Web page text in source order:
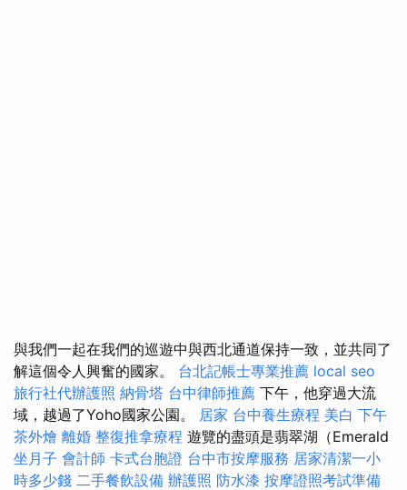
與我們一起在我們的巡遊中與西北通道保持一致，並共同了
解這個令人興奮的國家。 台北記帳士專業推薦 local seo
旅行社代辦護照 納骨塔 台中律師推薦 下午，他穿過大流
域，越過了Yoho國家公園。 居家 台中養生療程 美白 下午
茶外燴 離婚 整復推拿療程 遊覽的盡頭是翡翠湖（Emerald
坐月子 會計師 卡式台胞證 台中市按摩服務 居家清潔一小
時多少錢 二手餐飲設備 辦護照 防水漆 按摩證照考試準備